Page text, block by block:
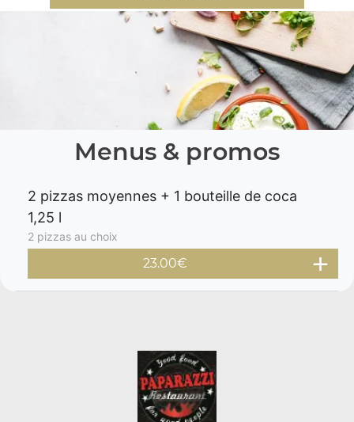
Menus & promos
2 pizzas moyennes + 1 bouteille de coca
1,25 l
2 pizzas au choix
23.00€